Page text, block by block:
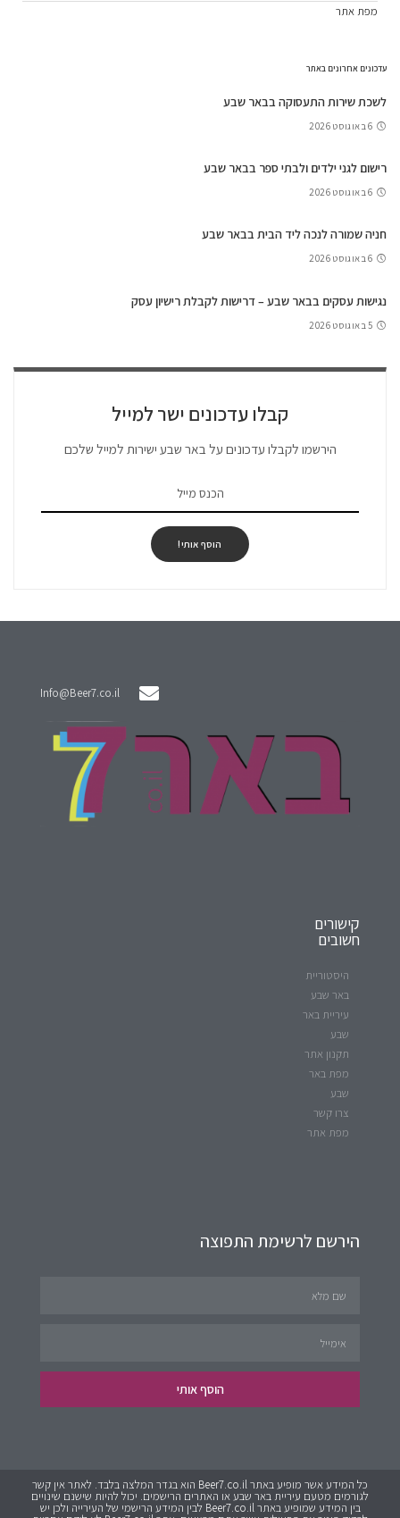
מפת אתר
עדכונים אחרונים באתר
לשכת שירות התעסוקה בבאר שבע
6 באוגוסט 2026
רישום לגני ילדים ולבתי ספר בבאר שבע
6 באוגוסט 2026
חניה שמורה לנכה ליד הבית בבאר שבע
6 באוגוסט 2026
נגישות עסקים בבאר שבע – דרישות לקבלת רישיון עסק
5 באוגוסט 2026
קבלו עדכונים ישר למייל
הירשמו לקבלו עדכונים על באר שבע ישירות למייל שלכם
הוסף אותי!
Info@Beer7.co.il
קישורים
חשובים
היסטוריית
באר שבע
עיריית באר
שבע
תקנון אתר
מפת באר
שבע
צרו קשר
מפת אתר
הירשם לרשימת התפוצה
הוסף אותי
כל המידע אשר מופיע באתר Beer7.co.il הוא בגדר המלצה בלבד. לאתר אין קשר
לגורמים מטעם עיריית באר שבע או האתרים הרישמים. יכול להיות שישנם שינויים
בין המידע שמופיע באתר Beer7.co.il לבין המידע הרישמי של העירייה ולכן יש